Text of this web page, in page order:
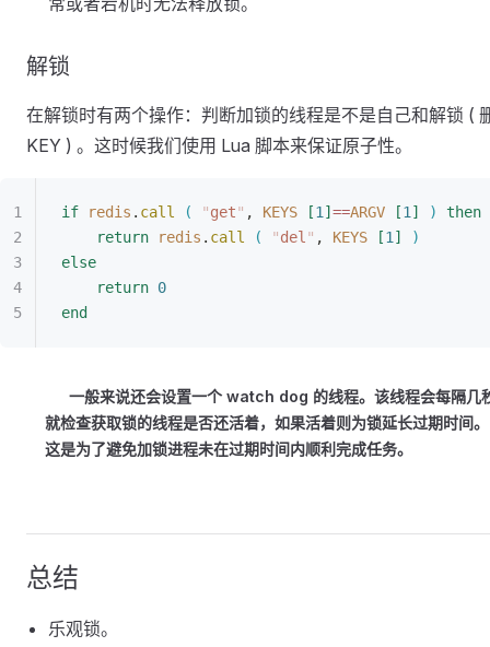
解锁
在解锁时有两个操作：判断加锁的线程是不是自己和解锁 (
KEY ) 。这时候我们使用 Lua 脚本来保证原子性。
if redis . call ( "get" , KEYS [1 ] ==ARGV [1 ] )
then
return redis . call ( "del " , KEYS [1 ]
)
else
return 0
end
一般来说还会设置一个 watch dog 的线程。该线程会每隔几
就检查获取锁的线程是否还活着，如果活着则为锁延长过期时间。
这是为了避免加锁进程未在过期时间内顺利完成任务。
总结
乐观锁。